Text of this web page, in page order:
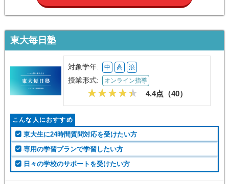
東大毎日塾
対象学年: 中 高 浪
授業形式: オンライン指導
4.4点（40）
こんな人におすすめ
東大生に24時間質問対応を受けたい方
専用の学習プランで学習したい方
日々の学校のサポートを受けたい方